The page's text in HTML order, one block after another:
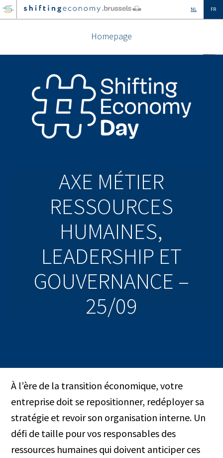
GO
TO
NL FR
Homepage
AXE MÉTIER
RESSOURCES
HUMAINES,
LEADERSHIP ET
GOUVERNANCE –
25/09
À l’ère de la transition économique, votre
entreprise doit se repositionner, redéployer sa
stratégie et revoir son organisation interne. Un
défi de taille pour vos responsables des
ressources humaines qui doivent anticiper ces